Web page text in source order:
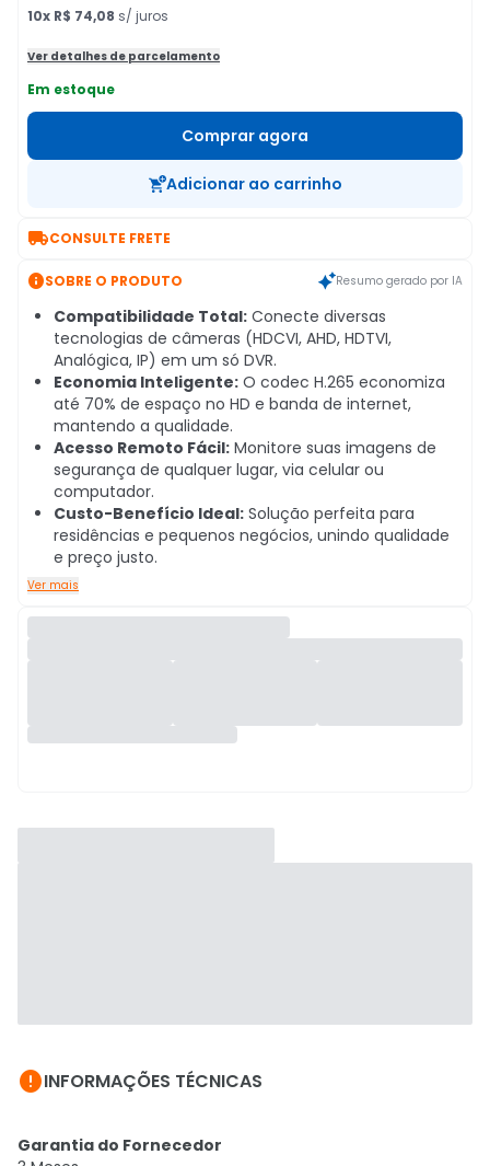
10x R$ 74,08 s/ juros
Ver detalhes de parcelamento
Em estoque
Comprar agora
Adicionar ao carrinho
CONSULTE FRETE
SOBRE O PRODUTO Resumo gerado por IA
Compatibilidade Total: Conecte diversas
tecnologias de câmeras (HDCVI, AHD, HDTVI,
Analógica, IP) em um só DVR.
Economia Inteligente: O codec H.265 economiza
até 70% de espaço no HD e banda de internet,
mantendo a qualidade.
Acesso Remoto Fácil: Monitore suas imagens de
segurança de qualquer lugar, via celular ou
computador.
Custo-Benefício Ideal: Solução perfeita para
residências e pequenos negócios, unindo qualidade
e preço justo.
Ver mais
INFORMAÇÕES TÉCNICAS
Garantia do Fornecedor